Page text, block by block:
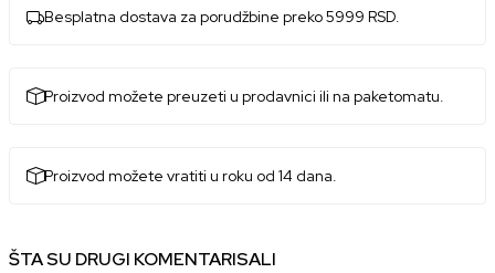
Besplatna dostava za porudžbine preko 5999 RSD.
Proizvod možete preuzeti u prodavnici ili na paketomatu.
Proizvod možete vratiti u roku od 14 dana.
ŠTA SU DRUGI KOMENTARISALI